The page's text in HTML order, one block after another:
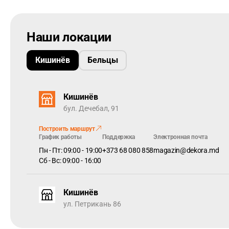
См. здесь -Технические характеристики
красоту и уникальность, но и практичность.
Эти полы адаптируются к характеру и образу жизни
НАСТОЯЩАЯ ДРЕВЕСНАЯ СТРУКТУРА - уникальная
Уникальная техника прессования обеспечивает
гиперестественный вид, усиленный матовой
аутентичности всей коллекции.
Наши локации
Кишинёв Бельцы
Кишинёв
бул. Дечебал, 91
Построить маршрут
График работы
Пн - Пт: 09:00 - 19:00
Сб - Вс: 09:00 - 16:00
Поддержка
+373 68 080 858
Электронная почта
magazin@dekora.md
Кишинёв
ул. Петрикань 86